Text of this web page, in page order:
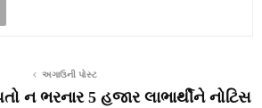
અગાઉની પોસ્ટ
ન ભરનાર 5 હજાર લાભાર્થીને નોટિસ